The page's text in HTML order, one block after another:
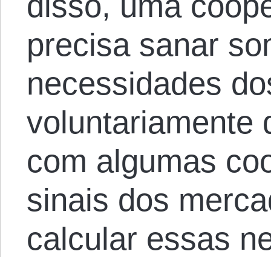
precisa sanar
necessidades
voluntariamente
com algumas
sinais dos
calcular essas